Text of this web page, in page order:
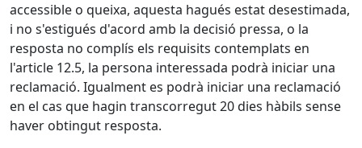
accessible o queixa, aquesta hagués estat desestimada,
i no s'estigués d'acord amb la decisió pressa, o la
resposta no complís els requisits contemplats en
l'article 12.5, la persona interessada podrà iniciar una
reclamació. Igualment es podrà iniciar una reclamació
en el cas que hagin transcorregut 20 dies hàbils sense
haver obtingut resposta.